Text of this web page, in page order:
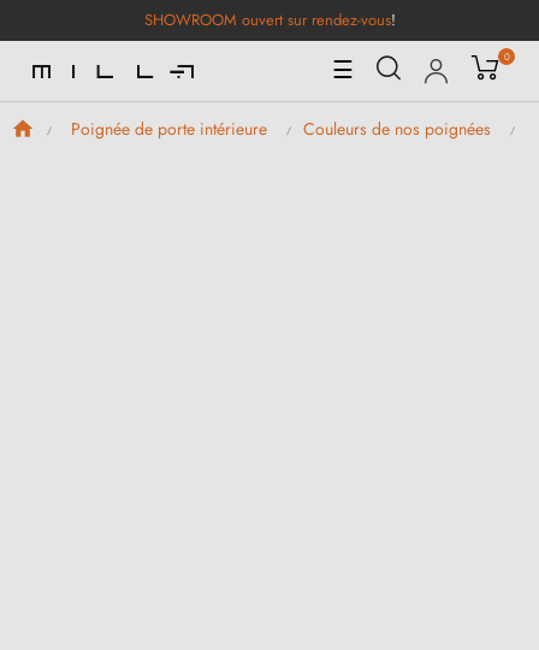
SHOWROOM ouvert sur rendez-vous!
Basculer
la
navigation
☰ 0
Poignée de porte intérieure Couleurs de nos poignées